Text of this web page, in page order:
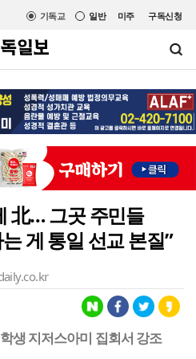
미주 구독신청
일반
기독교
北… 그곳 주민들
게 통일 선교 본질”
생 지저스아미 집회서 강조